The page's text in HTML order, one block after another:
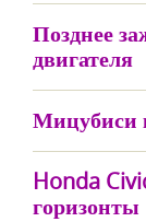
Позднее
двигателя
Мицубиси
Honda
горизонты